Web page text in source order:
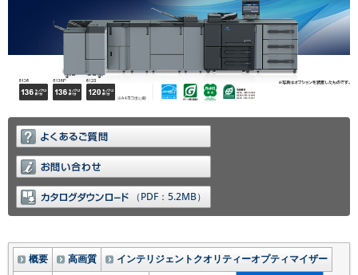
へ
移
動
し
ま
す
（PDF：5.2MB）
概要 高画質
インテリジェントクオリティーオプティマイザー